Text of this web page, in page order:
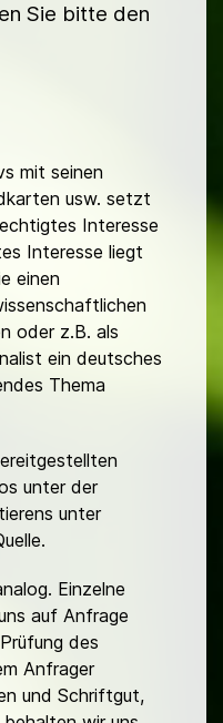
Sie bitte den
mit seinen
usw. setzt
Interesse
Interesse liegt
einen
oder z.B. als
ein deutsches
Thema
unter der
unter
Einzelne
auf Anfrage
des
Anfrager
und Schriftgut,